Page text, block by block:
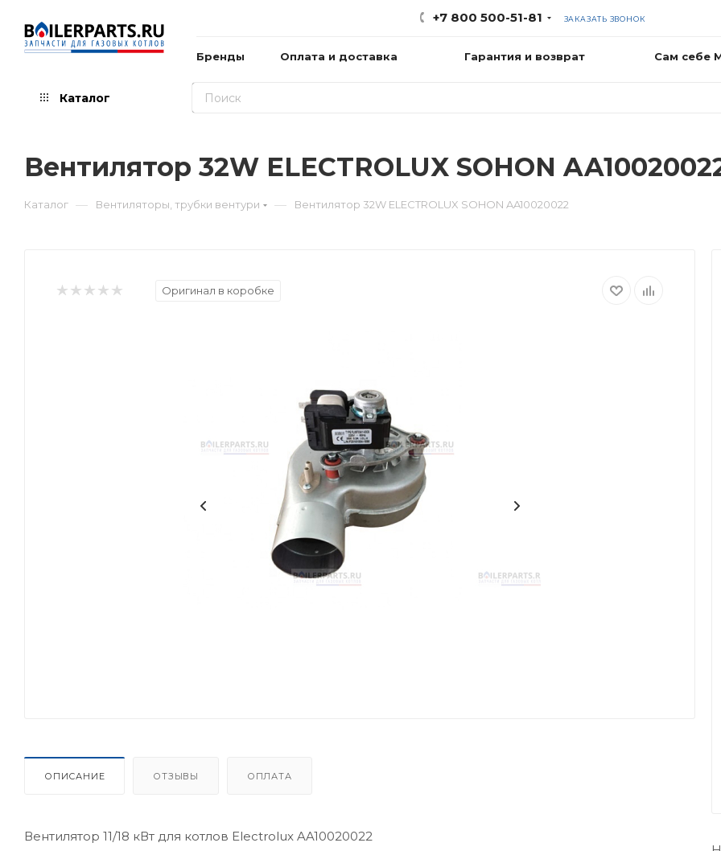
+7 800 500-51-81 ЗАКАЗАТЬ ЗВОНОК
Бренды Оплата и доставка Гарантия и возврат Сам себе
Каталог
Вентилятор 32W ELECTROLUX SOHON
Каталог — Вентиляторы, трубки вентури — Вентилятор 32W ELECTROLUX SOHON AA10020022
Оригинал в коробке
ОПИСАНИЕ ОТЗЫВЫ ОПЛАТА
Вентилятор 11/18 кВт для котлов Electrolux AA10020022